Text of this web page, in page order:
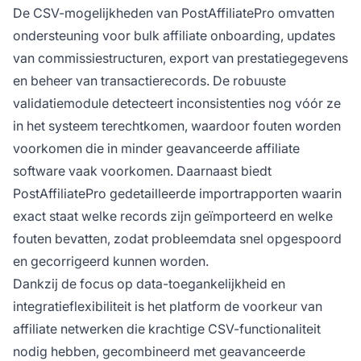
De CSV-mogelijkheden van PostAffiliatePro omvatten
ondersteuning voor bulk affiliate onboarding, updates
van commissiestructuren, export van prestatiegegevens
en beheer van transactierecords. De robuuste
validatiemodule detecteert inconsistenties nog vóór ze
in het systeem terechtkomen, waardoor fouten worden
voorkomen die in minder geavanceerde affiliate
software vaak voorkomen. Daarnaast biedt
PostAffiliatePro gedetailleerde importrapporten waarin
exact staat welke records zijn geïmporteerd en welke
fouten bevatten, zodat probleemdata snel opgespoord
en gecorrigeerd kunnen worden.
Dankzij de focus op data-toegankelijkheid en
integratieflexibiliteit is het platform de voorkeur van
affiliate netwerken die krachtige CSV-functionaliteit
nodig hebben, gecombineerd met geavanceerde